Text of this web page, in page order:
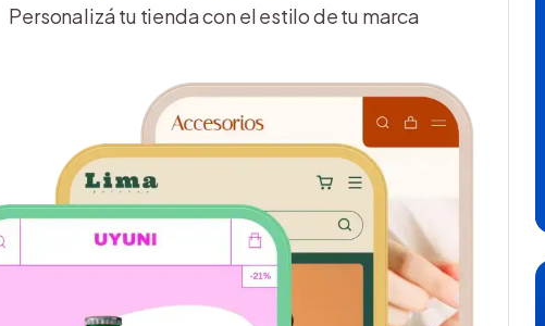
Personalizá tu tienda con el estilo de tu marca